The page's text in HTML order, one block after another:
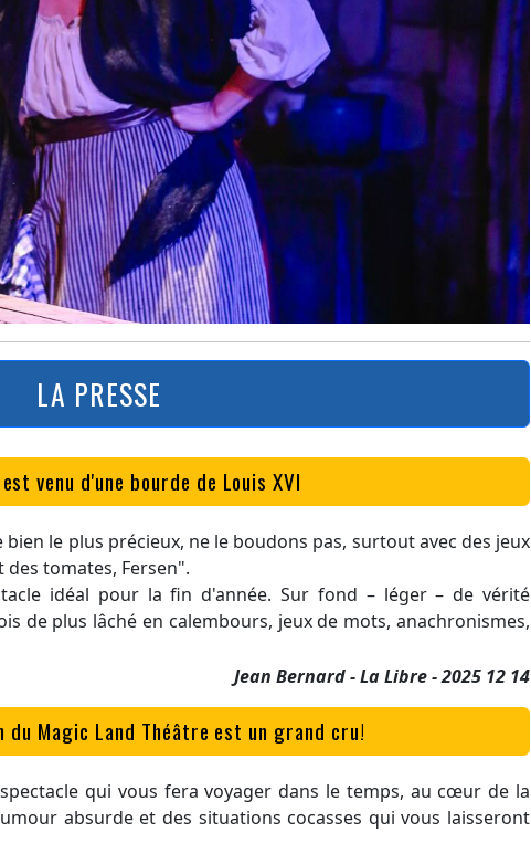
LA PRESSE
venu d'une bourde de Louis XVI
le plus précieux, ne le boudons pas, surtout avec des jeux
tomates, Fersen".
idéal pour la fin d'année. Sur fond – léger – de vérité
de plus lâché en calembours, jeux de mots, anachronismes,
Jean Bernard - La Libre - 2025 12 14
Magic Land Théâtre est un grand cru!
qui vous fera voyager dans le temps, au cœur de la
absurde et des situations cocasses qui vous laisseront